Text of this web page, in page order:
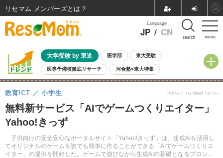
menu
Language
JP / CN search
大学受験 by 東進 医学部 東大受験
医専予備校徹底リサーチ 河合塾×東大特集
親子で考える大学選び 高校受験 中学受験 小学校受験
共通テスト 夏休み
8月開催イベント・WS 全国公立高校 過去問 人気記事
自由研究教材（小学生向け）
無料新サービス「AIでゲームつくりエイター」
Yahoo!きっず
子供向けの安全安心なポータルサイト「Yahoo!きっず」は、生成AIを活用し
てオリジナルのゲームを誰でも簡単に作ることができる「AIでゲームつくりエ
イター」の提供を開始した。ゲームで遊びながら生成AIの基礎となるプロンプ
教育ICT 小学生 2025.7.16 Wed 19:15
リセマム メンバーズ